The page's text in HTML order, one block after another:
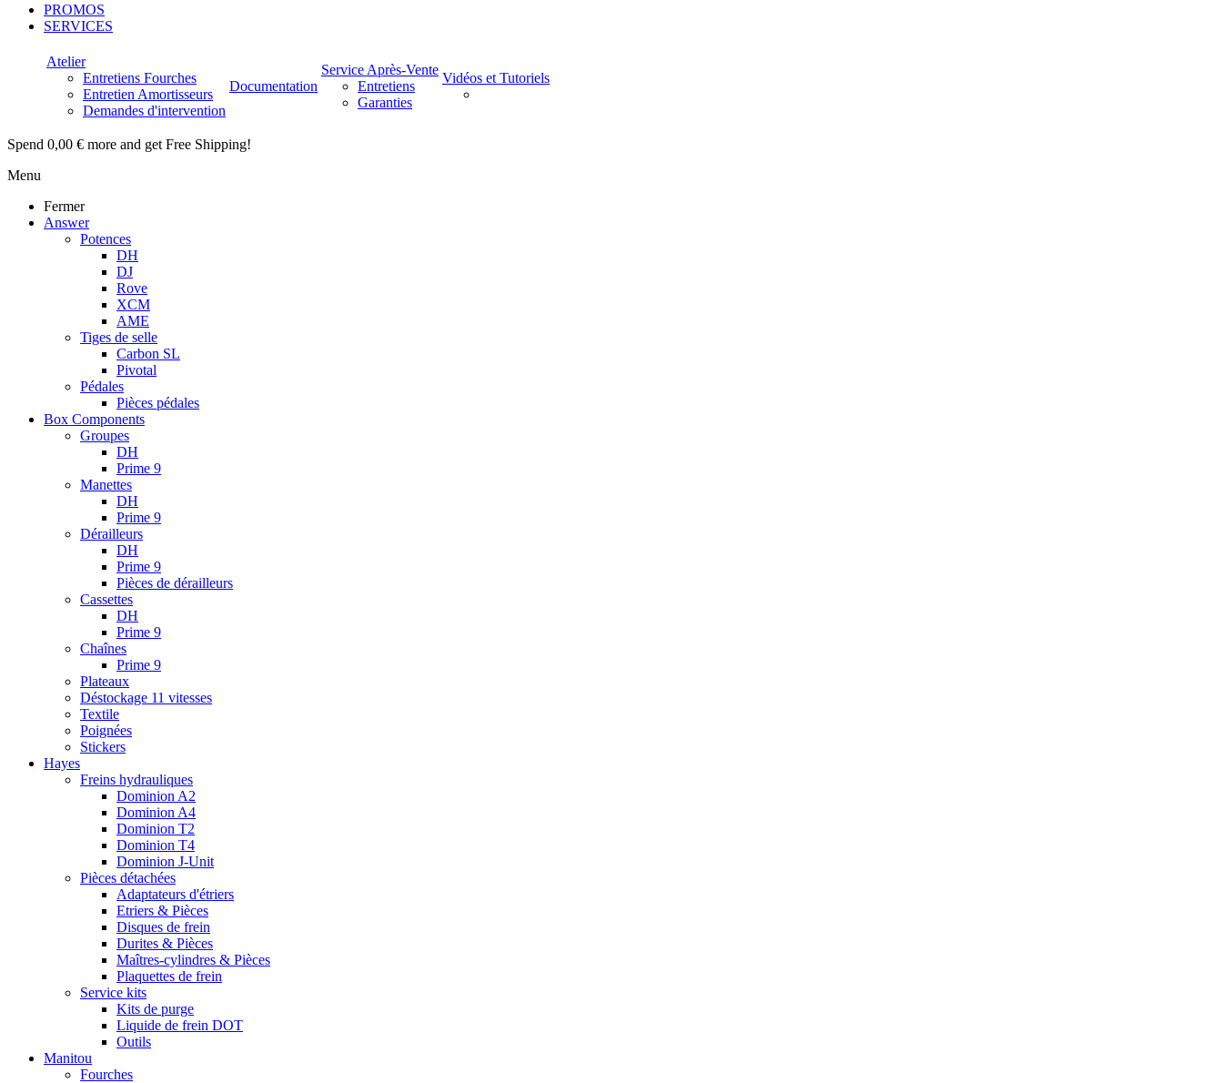
PROMOS
SERVICES
Atelier
Entretiens Fourches
Entretien Amortisseurs
Demandes d'intervention
Documentation
Service Après-Vente
Entretiens
Garanties
Vidéos et Tutoriels
Spend 0,00 € more and get Free Shipping!
Menu
Fermer
Answer
Potences
DH
DJ
Rove
XCM
AME
Tiges de selle
Carbon SL
Pivotal
Pédales
Pièces pédales
Box Components
Groupes
DH
Prime 9
Manettes
DH
Prime 9
Dérailleurs
DH
Prime 9
Pièces de dérailleurs
Cassettes
DH
Prime 9
Chaînes
Prime 9
Plateaux
Déstockage 11 vitesses
Textile
Poignées
Stickers
Hayes
Freins hydrauliques
Dominion A2
Dominion A4
Dominion T2
Dominion T4
Dominion J-Unit
Pièces détachées
Adaptateurs d'étriers
Etriers & Pièces
Disques de frein
Durites & Pièces
Maîtres-cylindres & Pièces
Plaquettes de frein
Service kits
Kits de purge
Liquide de frein DOT
Outils
Manitou
Fourches